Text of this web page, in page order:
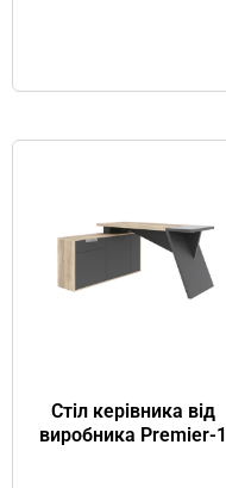
Стіл керівника від
виробника Premier-1